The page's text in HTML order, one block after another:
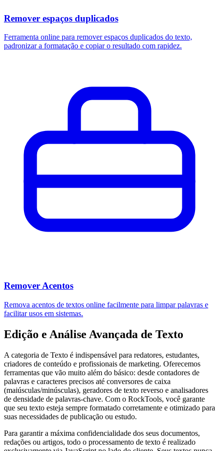
Remover espaços duplicados
Ferramenta online para remover espaços duplicados do texto,
padronizar a formatação e copiar o resultado com rapidez.
Remover Acentos
Remova acentos de textos online facilmente para limpar palavras e
facilitar usos em sistemas.
Edição e Análise Avançada de Texto
A categoria de Texto é indispensável para redatores, estudantes,
criadores de conteúdo e profissionais de marketing. Oferecemos
ferramentas que vão muito além do básico: desde contadores de
palavras e caracteres precisos até conversores de caixa
(maiúsculas/minúsculas), geradores de texto reverso e analisadores
de densidade de palavras-chave. Com o RockTools, você garante
que seu texto esteja sempre formatado corretamente e otimizado para
suas necessidades de publicação ou estudo.
Para garantir a máxima confidencialidade dos seus documentos,
redações ou artigos, todo o processamento de texto é realizado